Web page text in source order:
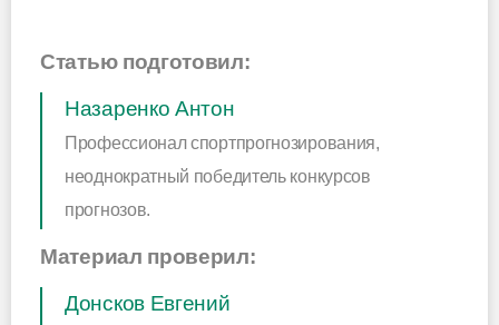
Статью подготовил:
Назаренко Антон
Профессионал спортпрогнозирования,
неоднократный победитель конкурсов
прогнозов.
Материал проверил:
Донсков Евгений